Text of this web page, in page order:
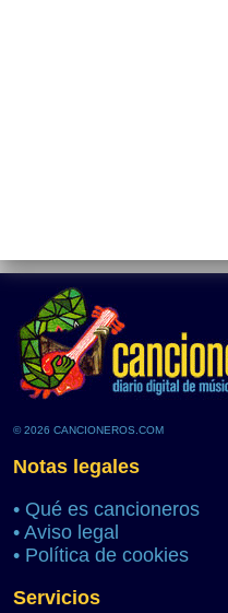
© 2026 CANCIONEROS.COM
Notas legales
• Qué es cancioneros
• Aviso legal
• Política de cookies
Servicios